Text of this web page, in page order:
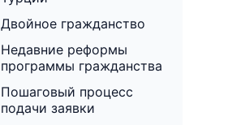
Двойное гражданство
Недавние реформы
программы гражданства
Пошаговый процесс
подачи заявки